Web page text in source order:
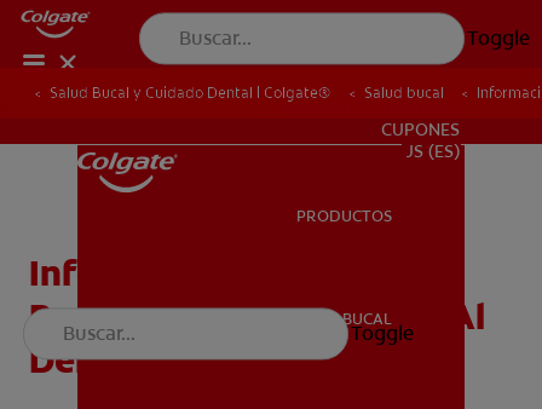
Toggle
SALUD BUCAL
PARA PROFESIONALES
CUPONES
US (ES)
PRODUCTOS
SALUD BUCAL
Toggle
Salud Bucal y Cuidado Dental | Colgate® Salud bucal
Información Y Consejos
Para Poner Fin Al Miedo Al
Dentista